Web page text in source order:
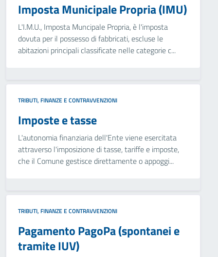
Imposta Municipale Propria (IMU)
L'I.M.U., Imposta Muncipale Propria, è l'imposta
dovuta per il possesso di fabbricati, escluse le
abitazioni principali classificate nelle categorie c...
TRIBUTI, FINANZE E CONTRAVVENZIONI
Imposte e tasse
L'autonomia finanziaria dell'Ente viene esercitata
attraverso l'imposizione di tasse, tariffe e imposte,
che il Comune gestisce direttamente o appoggi...
TRIBUTI, FINANZE E CONTRAVVENZIONI
Pagamento PagoPa (spontanei e
tramite IUV)